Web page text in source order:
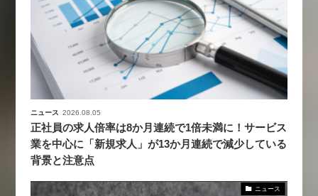
ニュース 2026.08.05
正社員の求人倍率は8か月連続で1倍未満に！サービス
業を中心に「新規求人」が13か月連続で減少している
背景と注意点
ニュース